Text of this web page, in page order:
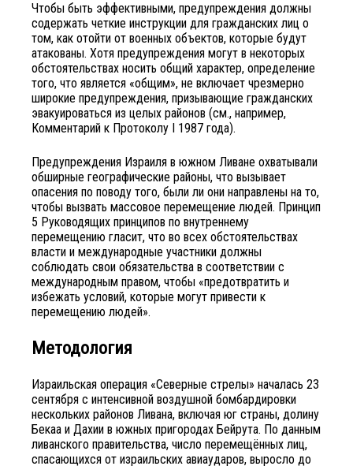
Чтобы быть эффективными, предупреждения должны
содержать четкие инструкции для гражданских лиц о
том, как отойти от военных объектов, которые будут
атакованы. Хотя предупреждения могут в некоторых
обстоятельствах носить общий характер, определение
того, что является «общим», не включает чрезмерно
широкие предупреждения, призывающие гражданских
эвакуироваться из целых районов (см., например,
Комментарий к Протоколу I 1987 года).
Предупреждения Израиля в южном Ливане охватывали
обширные географические районы, что вызывает
опасения по поводу того, были ли они направлены на то,
чтобы вызвать массовое перемещение людей. Принцип
5 Руководящих принципов по внутреннему
перемещению гласит, что во всех обстоятельствах
власти и международные участники должны
соблюдать свои обязательства в соответствии с
международным правом, чтобы «предотвратить и
избежать условий, которые могут привести к
перемещению людей».
Методология
Израильская операция «Северные стрелы» началась 23
сентября с интенсивной воздушной бомбардировки
нескольких районов Ливана, включая юг страны, долину
Бекаа и Дахии в южных пригородах Бейрута. По данным
ливанского правительства, число перемещённых лиц,
спасающихся от израильских авиаударов, выросло до